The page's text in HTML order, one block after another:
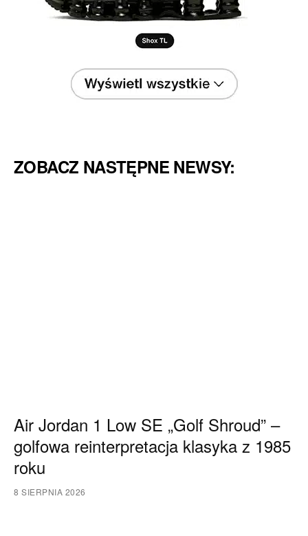
ZOBACZ NASTĘPNE NEWSY:
Air Jordan 1 Low SE „Golf Shroud” –
golfowa reinterpretacja klasyka z 1985
roku
8 SIERPNIA 2026